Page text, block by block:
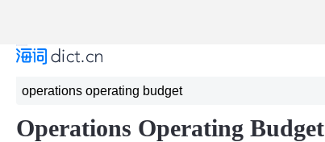
Operations Operating Budget